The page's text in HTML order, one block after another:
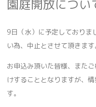
園庭開放につい
9日（水）に予定しておりま
い為、中止とさせて頂きます
お申込み頂いた皆様、また
けすることとなりますが、
す。